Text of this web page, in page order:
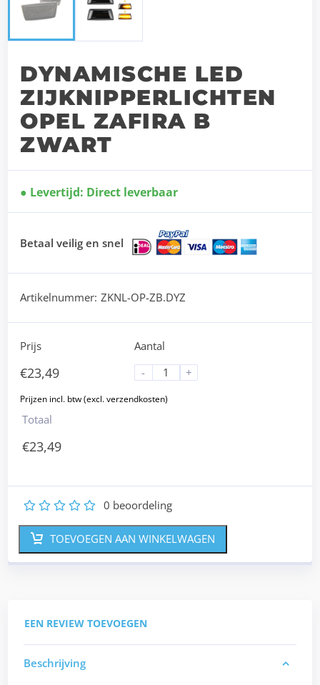
DYNAMISCHE LED
ZIJKNIPPERLICHTEN
OPEL ZAFIRA B
ZWART
Levertijd: Direct leverbaar
Betaal veilig en snel
Artikelnummer: ZKNL-OP-ZB.DYZ
Prijs
€23,49
Aantal
-
+
Totaal
€23,49
5
4
3
2 0 beoordeling
TOEVOEGEN AAN WINKELWAGEN
EEN REVIEW TOEVOEGEN
Beschrijving